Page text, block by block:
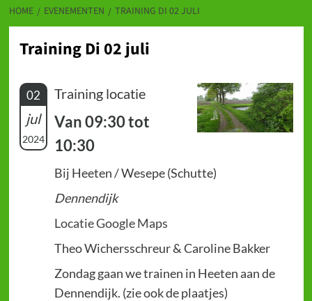
HOME EVENEMENTEN TRAINING DI 02 JULI
Training Di 02 juli
02
jul
2024
Training locatie
Van 09:30 tot
10:30
Bij Heeten / Wesepe (Schutte)
Dennendijk
Locatie Google Maps
Theo Wichersschreur & Caroline Bakker
Zondag gaan we trainen in Heeten aan de
Dennendijk. (zie ook de plaatjes)